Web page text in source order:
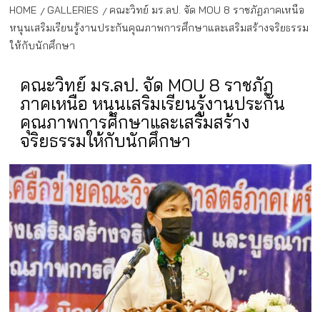
HOME GALLERIES
คณะวิทย์ มร.ลป. จัด MOU 8 ราชภัฏภาคเหนือ
หนุนเสริมเรียนรู้งานประกันคุณภาพการศึกษาและเสริมสร้างจริยธรรม
ให้กับนักศึกษา
คณะวิทย์ มร.ลป. จัด MOU 8 ราชภัฏ
ภาคเหนือ หนุนเสริมเรียนรู้งานประกัน
คุณภาพการศึกษาและเสริมสร้าง
จริยธรรมให้กับนักศึกษา